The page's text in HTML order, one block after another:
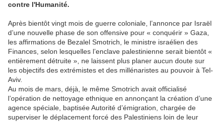
contre l'Humanité.
Après bientôt vingt mois de guerre coloniale, l’annonce par Israël
d’une nouvelle phase de son offensive pour « conquérir » Gaza,
les affirmations de Bezalel Smotrich, le ministre israélien des
Finances, selon lesquelles l’enclave palestinienne serait bientôt «
entièrement détruite », ne laissent plus planer aucun doute sur
les objectifs des extrémistes et des millénaristes au pouvoir à Tel-
Aviv.
Au mois de mars, déjà, le même Smotrich avait officialisé
l’opération de nettoyage ethnique en annonçant la création d’une
agence spéciale, baptisée Autorité d’émigration, chargée de
superviser le déplacement forcé des Palestiniens loin de leur